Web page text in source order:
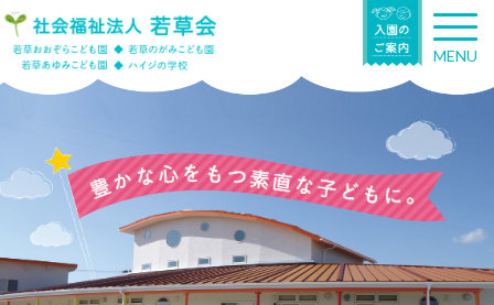
T
o
g
n
g
a
t
MENU